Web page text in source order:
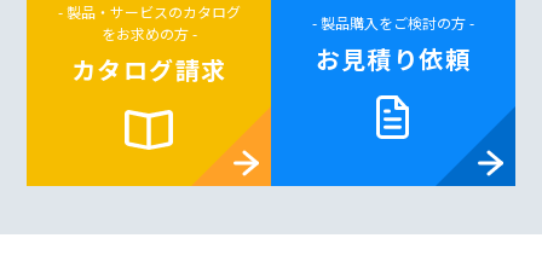
- 製品・サービスのカタログ
をお求めの方 -
カタログ請求
- 製品購入をご検討の方 -
お見積り依頼